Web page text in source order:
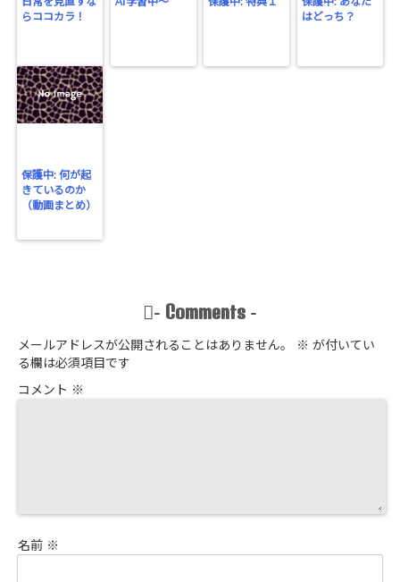
らココカラ！
はどっち？
保護中: 何が起
きているのか
（動画まとめ）
- Comments -
メールアドレスが公開されることはありません。 ※ が付いてい
る欄は必須項目です
コメント ※
名前 ※